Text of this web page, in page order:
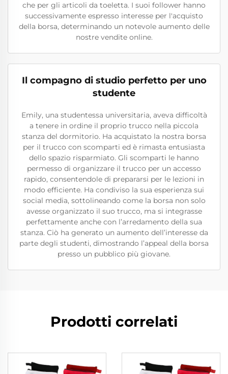
che per gli articoli da toeletta. I suoi follower hanno
successivamente espresso interesse per l'acquisto
della borsa, determinando un notevole aumento delle
nostre vendite online.
Il compagno di studio perfetto per uno
studente
Emily, una studentessa universitaria, aveva difficoltà
a tenere in ordine il proprio trucco nella piccola
stanza del dormitorio. Ha acquistato la nostra borsa
per il trucco con scomparti ed è rimasta entusiasta
dello spazio risparmiato. Gli scomparti le hanno
permesso di organizzare il trucco per un accesso
rapido, consentendole di prepararsi per le lezioni in
modo efficiente. Ha condiviso la sua esperienza sui
social media, sottolineando come la borsa non solo
avesse organizzato il suo trucco, ma si integrasse
perfettamente anche con l’arredamento della sua
stanza. Ciò ha generato un aumento dell’interesse da
parte degli studenti, dimostrando l’appeal della borsa
presso un pubblico più giovane.
Prodotti correlati